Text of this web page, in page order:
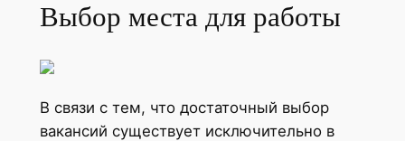
Выбор места для работы
В связи с тем, что достаточный выбор
вакансий существует исключительно в